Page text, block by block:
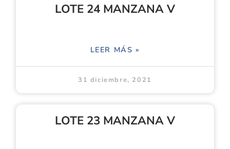
LOTE 24 MANZANA V
LEER MÁS »
31 diciembre, 2021
LOTE 23 MANZANA V